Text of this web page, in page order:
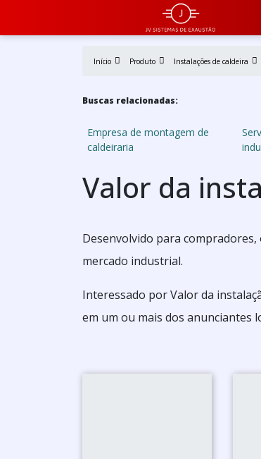
Início Produto Instalações de caldeira
Buscas relacionadas:
Empresa de montagem de
caldeiraria
Valor da
Desenvolvido para
mercado industrial.
Interessado por Valor da
em um ou mais dos anunciantes